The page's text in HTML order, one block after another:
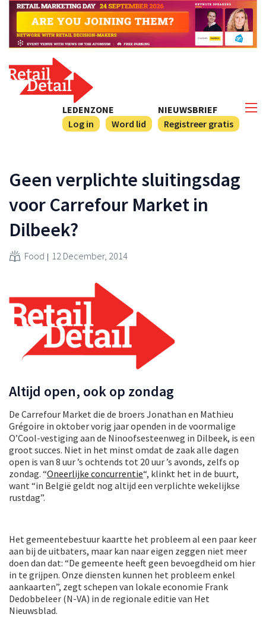
NIEUWSBRIEF
Registreer gratis
LEDENZONE
Log in
Word lid
Geen verplichte sluitingsdag
voor Carrefour Market in
Dilbeek?
Food 12 December, 2014
Altijd open, ook op zondag
De Carrefour Market die de broers Jonathan en Mathieu
Grégoire in oktober vorig jaar openden in de voormalige
O’Cool-vestiging aan de Ninoofsesteenweg in Dilbeek, is een
groot succes. Niet in het minst omdat de zaak alle dagen
open is van 8 uur ’s ochtends tot 20 uur ’s avonds, zelfs op
zondag. “Oneerlijke concurrentie“, klinkt het in de buurt,
want “in België geldt nog altijd een verplichte wekelijkse
rustdag”.
Het gemeentebestuur kaartte het probleem al een paar keer
aan bij de uitbaters, maar kan naar eigen zeggen niet meer
doen dan dat: “De gemeente heeft geen bevoegdheid om hier
in te grijpen. Onze diensten kunnen het probleem enkel
aankaarten”, zegt schepen van lokale economie Frank
Dedobbeleer (N-VA) in de regionale editie van Het
Nieuwsblad.